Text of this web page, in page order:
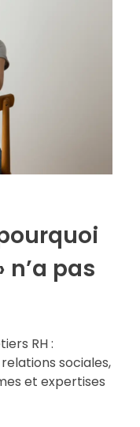
n’a pas
RH :
sociales,
et expertises